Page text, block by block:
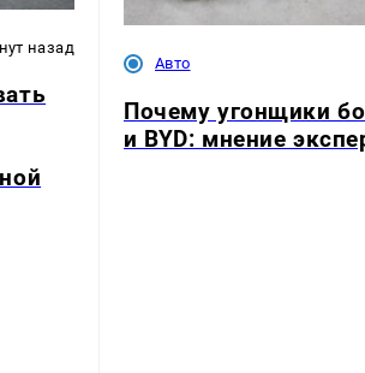
назад
Авто
Почему угонщики
и BYD: мнение